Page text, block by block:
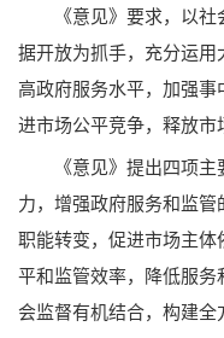
《意见》要求，以社
据开放为抓手，充分运
高政府服务水平，加强
进市场公平竞争，释放市
《意见》提出四项主
力，增强政府服务和监
职能转变，促进市场主
平和监管效率，降低服
会监督有机结合，构建全